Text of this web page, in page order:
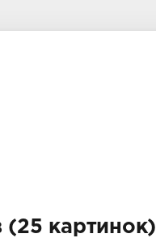
(25 картинок)